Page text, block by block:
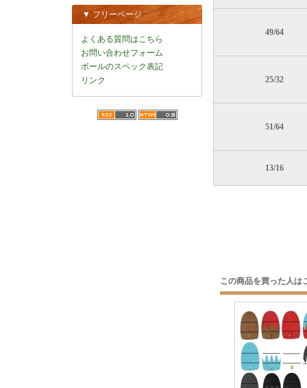
▼ フリーページ
よくある質問はこちら
お問い合わせフォーム
ボールのスペック表記
リンク
49/64
25/32
51/64
13/16
この商品を買った人は